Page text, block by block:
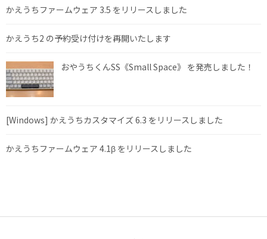
かえうちファームウェア 3.5 をリリースしました
かえうち2 の予約受け付けを再開いたします
おやうちくんSS《Small Space》 を発売しました！
[Windows] かえうちカスタマイズ 6.3 をリリースしました
かえうちファームウェア 4.1β をリリースしました